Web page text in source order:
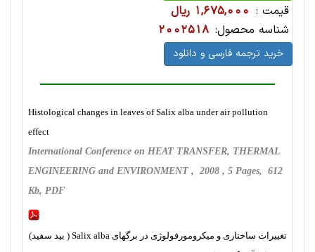
قیمت : 1,675,000 ریال
شناسه محصول: 2002518
خرید ترجمه فارسی و دانلود
Histological changes in leaves of Salix alba under air pollution
effect
International Conference on HEAT TRANSFER, THERMAL
ENGINEERING and ENVIRONMENT , 2008 , 5 Pages, 612
Kb, PDF
تغییرات ساختاری و میکرومورفولوژی در برگهای Salix alba ( بید سفید)